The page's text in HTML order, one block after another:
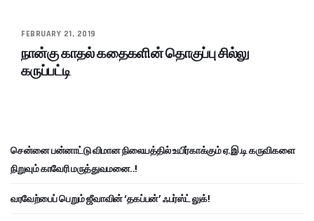
FEBRUARY 21, 2019
நான்கு காதல் கதைகளின் தொகுப்பு சில்லு
கருப்பட்டி
சென்னை பன்னாட்டு விமான நிலையத்தில் உயிர்காக்கும் ஏ.இ.டி கருவிகளை
நிறுவும் காவேரி மருத்துவமனை..!
வரவேற்பைப் பெறும் ஜீவாவின் ‘தகப்பன்’ ஃபர்ஸ்ட் லுக்!